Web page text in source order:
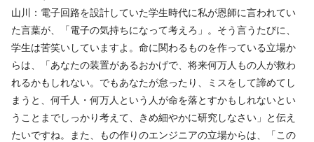
山川：電子回路を設計していた学生時代に私が恩師に言われてい
た言葉が、「電子の気持ちになって考えろ」。そう言うたびに、
学生は苦笑いしていますよ。命に関わるものを作っている立場か
らは、「あなたの装置があるおかげで、将来何万人もの人が救わ
れるかもしれない。でもあなたが怠ったり、ミスをして諦めてし
まうと、何千人・何万人という人が命を落とすかもしれないとい
うことまでしっかり考えて、きめ細やかに研究しなさい」と伝え
たいですね。また、もの作りのエンジニアの立場からは、「この